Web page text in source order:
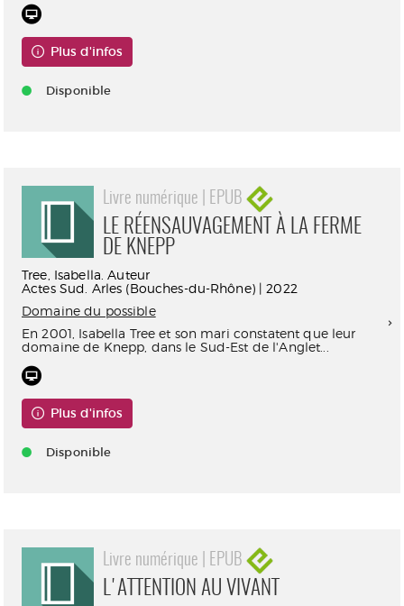
Plus d'infos
Disponible
Livre numérique | EPUB
LE RÉENSAUVAGEMENT À LA FERME
DE KNEPP
Tree, Isabella. Auteur
Actes Sud. Arles (Bouches-du-Rhône) | 2022
Domaine du possible
En 2001, Isabella Tree et son mari constatent que leur
domaine de Knepp, dans le Sud-Est de l'Anglet...
Plus d'infos
Disponible
Livre numérique | EPUB
L'ATTENTION AU VIVANT